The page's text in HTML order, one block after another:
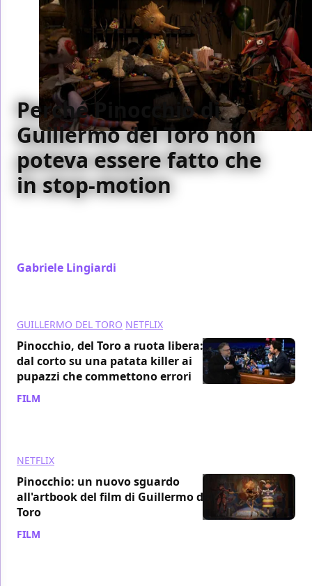
Perché Pinocchio di
Guillermo del Toro non
poteva essere fatto che
in stop-motion
Gabriele Lingiardi
GUILLERMO DEL TORO NETFLIX
Pinocchio, del Toro a ruota libera:
dal corto su una patata killer ai
pupazzi che commettono errori
FILM
NETFLIX
Pinocchio: un nuovo sguardo
all'artbook del film di Guillermo del
Toro
FILM